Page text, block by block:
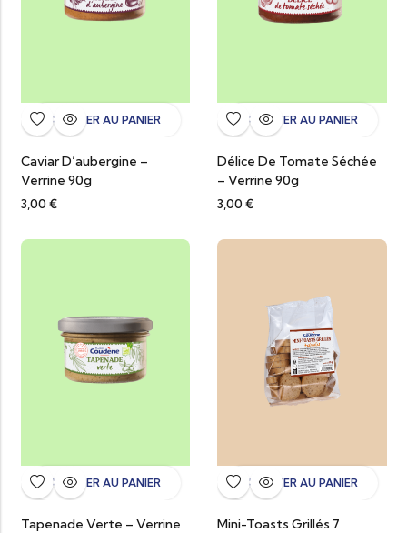
AJOUTER AU PANIER
Caviar D’aubergine –
Verrine 90g
3,00 €
AJOUTER AU PANIER
Délice De Tomate Séchée
– Verrine 90g
3,00 €
AJOUTER AU PANIER
Tapenade Verte – Verrine
AJOUTER AU PANIER
Mini-Toasts Grillés 7